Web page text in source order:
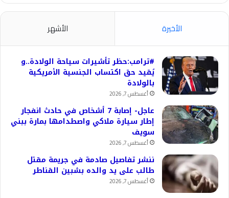
الأخيرة الأشهر
#ترامب:حظر تأشيرات سياحة الولادة..و
يُقيد حق اكتساب الجنسية الأمريكية
بالولادة
أغسطس 7, 2026
عاجل- إصابة 7 أشخاص في حادث انفجار
إطار سيارة ملاكي واصطدامها بمارة ببني
سويف
أغسطس 7, 2026
ننشر تفاصيل صادمة في جريمة مقتل
طالب على يد والده بشبين القناطر
أغسطس 7, 2026